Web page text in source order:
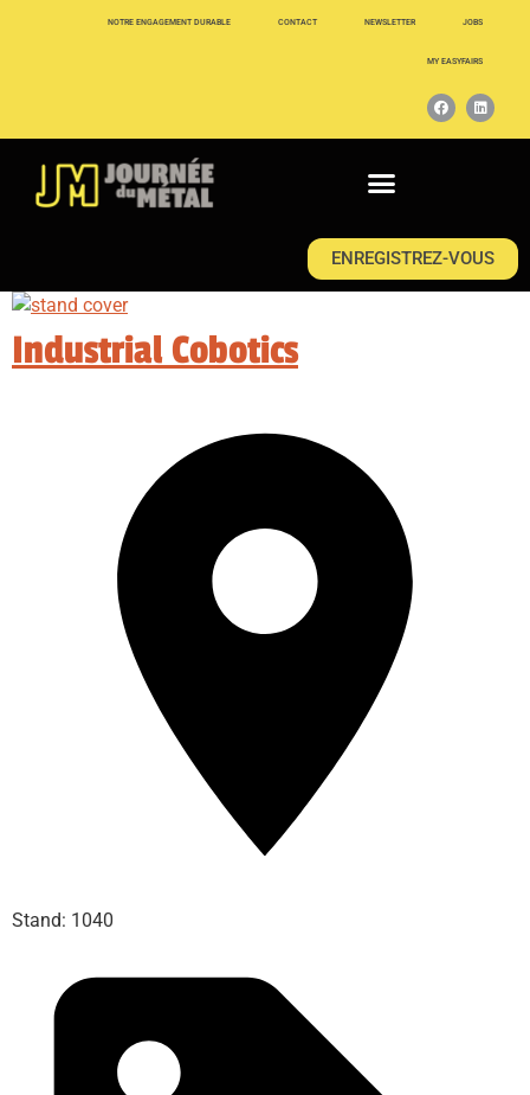
NOTRE ENGAGEMENT DURABLE CONTACT NEWSLETTER JOBS
MY EASYFAIRS
ENREGISTREZ-VOUS
Industrial Cobotics
Stand: 1040